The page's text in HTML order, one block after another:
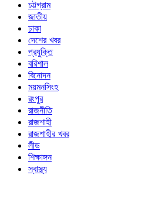
চট্টগ্রাম
জাতীয়
ঢাকা
দেশের খবর
প্রযুক্তি
বরিশাল
বিনোদন
ময়মনসিংহ
রংপুর
রাজনীতি
রাজশাহী
রাজশাহীর খবর
লীড
শিক্ষাঙ্গন
স্বাস্থ্য